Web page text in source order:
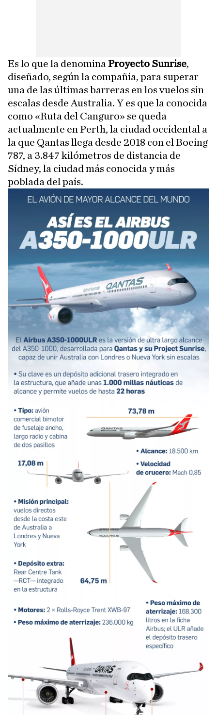
Es lo que la denomina Proyecto Sunrise,
diseñado, según la compañía, para superar
una de las últimas barreras en los vuelos sin
escalas desde Australia. Y es que la conocida
como «Ruta del Canguro» se queda
actualmente en Perth, la ciudad occidental a
la que Qantas llega desde 2018 con el Boeing
787, a 3.847 kilómetros de distancia de
Sídney, la ciudad más conocida y más
poblada del país.